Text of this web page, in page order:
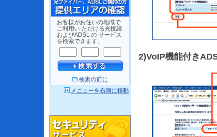
2)VoIP機能付き
お客様がお住いの地域で
ご利用い ただける光接続
およびADSL の サービス
を検索できます。
-
-
検索の前に
メニューを右側に移動